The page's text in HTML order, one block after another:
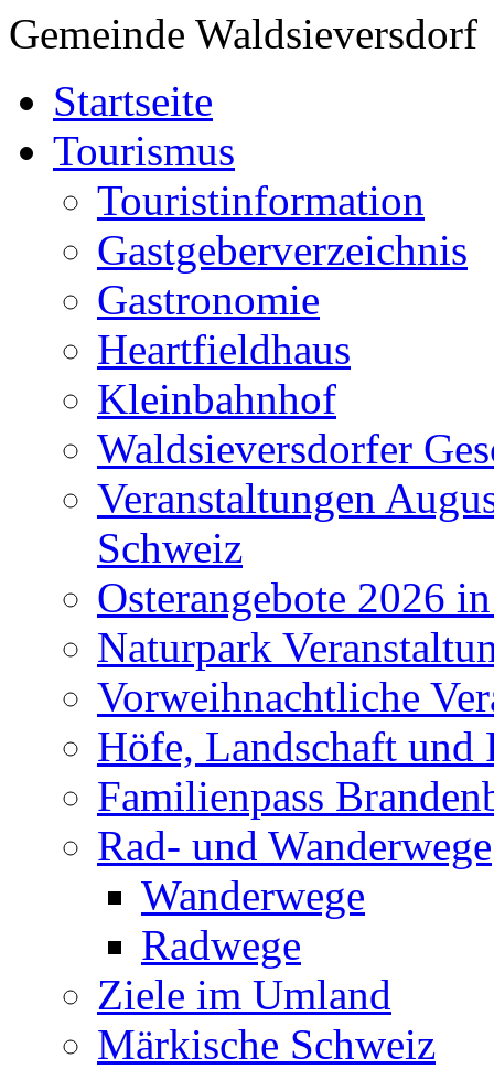
Gemeinde Waldsieversdorf
Startseite
Tourismus
Touristinformation
Gastgeberverzeichnis
Gastronomie
Heartfieldhaus
Kleinbahnhof
Waldsieversdorfer
Veranstaltungen
Schweiz
Osterangebote 2026
Naturpark
Vorweihnachtliche
Höfe, Landschaft und
Familienpass
Rad- und Wanderwege
Wanderwege
Radwege
Ziele im Umland
Märkische Schweiz